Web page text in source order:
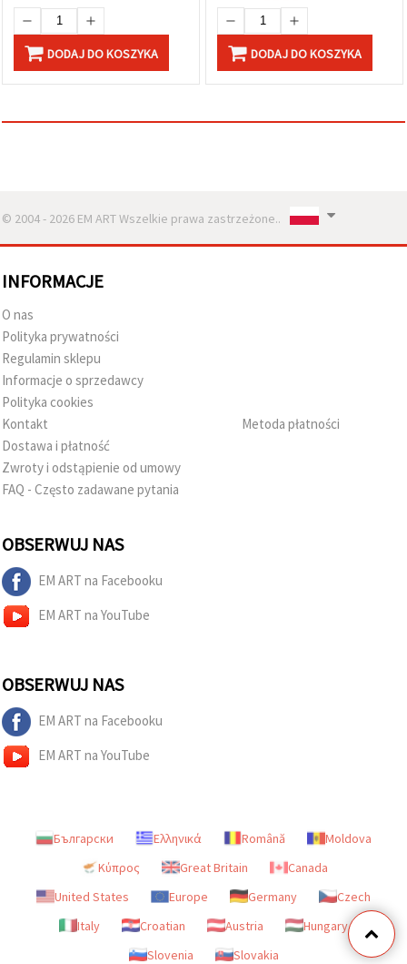
DODAJ DO KOSZYKA DODAJ DO KOSZYKA
© 2004 - 2026 EM ART Wszelkie prawa zastrzeżone..
INFORMACJE
O nas
Polityka prywatności
Regulamin sklepu
Informacje o sprzedawcy
Polityka cookies
Kontakt
Dostawa i płatność
Zwroty i odstąpienie od umowy
FAQ - Często zadawane pytania
Metoda płatności
OBSERWUJ NAS
EM ART na Facebooku
EM ART na YouTube
OBSERWUJ NAS
EM ART na Facebooku
EM ART na YouTube
Български Ελληνικά Română
Moldova
Κύπρος
Great Britain
Canada
United States
Europe Germany
Czech
Italy
Croatian Austria
Hungary
Slovenia
Slovakia